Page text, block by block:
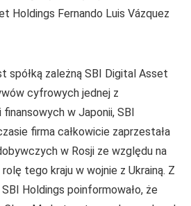
Holdings Fernando Luis Vázquez
spółką zależną SBI Digital Asset
cyfrowych jednej z
w Japonii, SBI
firma całkowicie zaprzestała
w Rosji ze względu na
tego kraju w wojnie z Ukrainą. Z
Holdings poinformowało, że